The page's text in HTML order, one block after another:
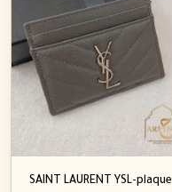
SAINT LAURENT YSL-plaque